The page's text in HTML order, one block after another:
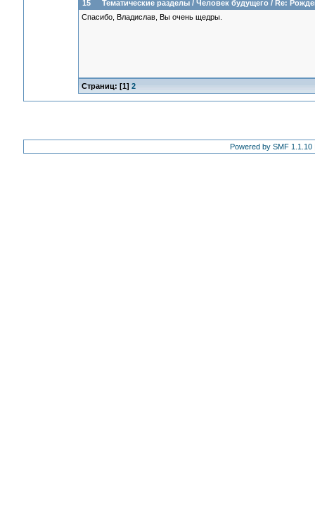
15 Тематические разделы/ Человек будущего/ Re:
Спасибо, Владислав, Вы очень щедры.
Страниц: [1] 2
Powered by SMF 1.1.10